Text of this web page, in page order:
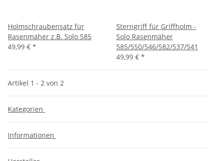
Holmschraubensatz für
Rasenmäher z.B. Solo 585
49,99 € *
Sterngriff für Griffholm -
Solo Rasenmäher
585/550/546/582/537/541
49,99 € *
Artikel 1 - 2 von 2
Kategorien
Informationen